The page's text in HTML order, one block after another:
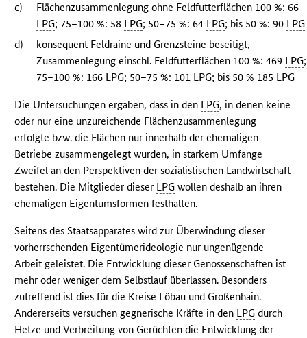
c)
Flächenzusammenlegung ohne Feldfutterflächen 100 %: 66
LPG; 75–100 %: 58 LPG; 50–75 %: 64 LPG; bis 50 %: 90 LPG
d)
konsequent Feldraine und Grenzsteine beseitigt,
Zusammenlegung einschl. Feldfutterflächen 100 %: 469 LPG;
75–100 %: 166 LPG; 50–75 %: 101 LPG; bis 50 % 185 LPG
Die Untersuchungen ergaben, dass in den LPG, in denen keine
oder nur eine unzureichende Flächenzusammenlegung
erfolgte bzw. die Flächen nur innerhalb der ehemaligen
Betriebe zusammengelegt wurden, in starkem Umfange
Zweifel an den Perspektiven der sozialistischen Landwirtschaft
bestehen. Die Mitglieder dieser LPG wollen deshalb an ihren
ehemaligen Eigentumsformen festhalten.
Seitens des Staatsapparates wird zur Überwindung dieser
vorherrschenden Eigentümerideologie nur ungenügende
Arbeit geleistet. Die Entwicklung dieser Genossenschaften ist
mehr oder weniger dem Selbstlauf überlassen. Besonders
zutreffend ist dies für die Kreise Löbau und Großenhain.
Andererseits versuchen gegnerische Kräfte in den LPG durch
Hetze und Verbreitung von Gerüchten die Entwicklung der